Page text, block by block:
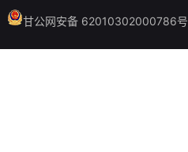
甘公网安备 62010302000786号